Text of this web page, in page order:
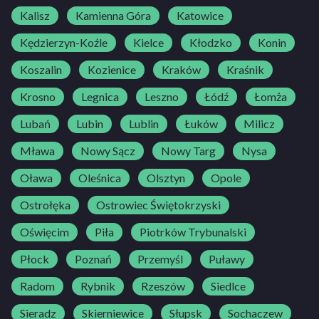
Kalisz
Kamienna Góra
Katowice
Kędzierzyn-Koźle
Kielce Kłodzko
Konin
Koszalin
Kozienice Kraków
Kraśnik
Krosno
Legnica Leszno Łódź
Łomża
Lubań
Lubin Lublin Łuków
Milicz
Mława
Nowy Sącz Nowy Targ
Nysa
Oława
Oleśnica Olsztyn
Opole
Ostrołęka
Ostrowiec Świętokrzyski
Oświęcim
Piła
Piotrków Trybunalski
Płock
Poznań Przemyśl
Puławy
Radom
Rybnik Rzeszów
Siedlce
Sieradz
Skierniewice Słupsk Sochaczew